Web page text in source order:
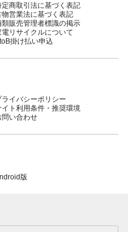
定商取引法に基づく表記
物営業法に基づく表記
類販売管理者標識の掲示
電リサイクルについて
掛け払い申込
ライバシーポリシー
イト利用条件・推奨環境
問い合わせ
版